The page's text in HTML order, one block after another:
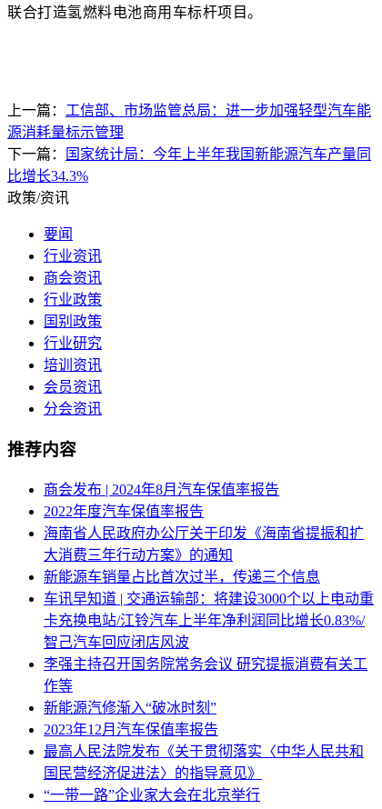
联合打造氢燃料电池商用车标杆项目。
上一篇： 工信部、市场监管总局：进一步加强轻型汽车能
源消耗量标示管理
下一篇：
国家统计局：今年上半年我国新能源汽车产量同
比增长34.3%
政策/资讯
要闻
行业资讯
商会资讯
行业政策
国别政策
行业研究
培训资讯
会员资讯
分会资讯
推荐内容
商会发布 | 2024年8月汽车保值率报告
2022年度汽车保值率报告
海南省人民政府办公厅关于印发《海南省提振和扩
大消费三年行动方案》的通知
新能源车销量占比首次过半，传递三个信息
车讯早知道 | 交通运输部：将建设3000个以上电动重
卡充换电站/江铃汽车上半年净利润同比增长0.83%/
智己汽车回应闭店风波
李强主持召开国务院常务会议 研究提振消费有关工
作等
新能源汽修渐入“破冰时刻”
2023年12月汽车保值率报告
最高人民法院发布《关于贯彻落实〈中华人民共和
国民营经济促进法〉的指导意见》
“一带一路”企业家大会在北京举行